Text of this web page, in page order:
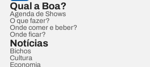
Qual a Boa?
Agenda de Shows
O que fazer?
Onde comer e beber?
Onde ficar?
Notícias
Bichos
Cultura
Economia